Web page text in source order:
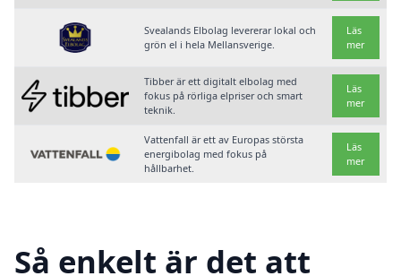
Svealands Elbolag levererar lokal och
grön el i hela Mellansverige.
Läs
mer
Tibber är ett digitalt elbolag med
fokus på rörliga elpriser och smart
teknik.
Läs
mer
Vattenfall är ett av Europas största
energibolag med fokus på
hållbarhet.
Läs
mer
Så enkelt är det att